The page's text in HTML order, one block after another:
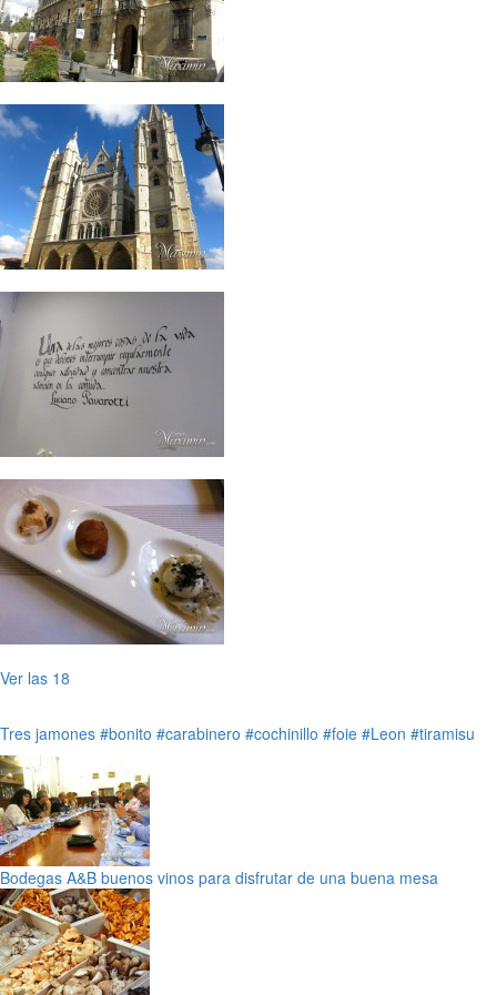
Ver las 18
Tres jamones #bonito #carabinero #cochinillo #foie #Leon #tiramisu
Bodegas A&B buenos vinos para disfrutar de una buena mesa